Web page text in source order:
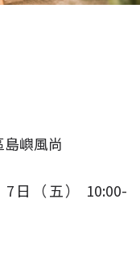
島嶼風尚
7 日（五）
10:00-